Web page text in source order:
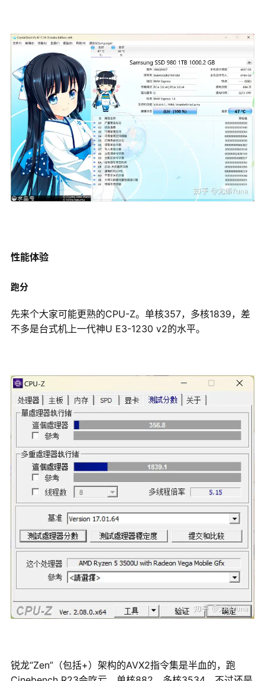
性能体验
跑分
先来个大家可能更熟的CPU-Z。单核357，多核1839，差
不多是台式机上一代神U E3-1230 v2的水平。
锐龙“Zen”（包括+）架构的AVX2指令集是半血的，跑